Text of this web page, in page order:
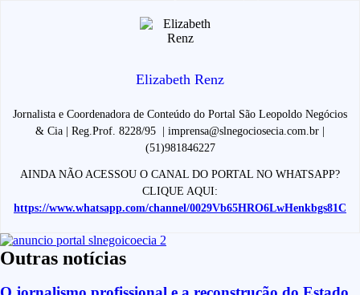
Elizabeth Renz
Jornalista e Coordenadora de Conteúdo do Portal São Leopoldo Negócios
& Cia | Reg.Prof. 8228/95 | imprensa@slnegociosecia.com.br |
(51)981846227
AINDA NÃO ACESSOU O CANAL DO PORTAL NO WHATSAPP?
CLIQUE AQUI:
https://www.whatsapp.com/channel/0029Vb65HRO6LwHenkbgs81C
Outras notícias